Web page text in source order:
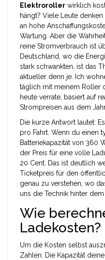
Elektroroller wirklich
hängt? Viele Leute
an hohe
Wartung. Aber die
reine Stromverbrauch ist
Deutschland, wo die
stark schwankten, ist das
aktueller denn je. Ich
täglich mit meinem Roller
heute verrate, basiert auf
Strompreisen aus dem
Die kurze Antwort lautet:
pro Fahrt. Wenn du einen
Batteriekapazität von 360
der Preis für eine volle
20 Cent. Das ist deutlich
Ticketpreis für den
genau zu verstehen, wo
uns die Technik hinter
Wie
Ladekosten?
Um die Kosten selbst
Zahlen: Die Kapazität